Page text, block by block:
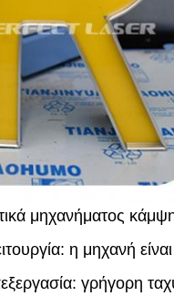
μηχανήματος
η μηχανή
γρήγορη